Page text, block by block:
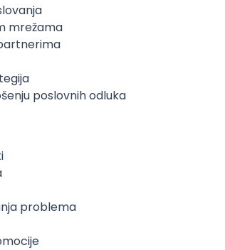
mrežama
poslovnih odluka
problema